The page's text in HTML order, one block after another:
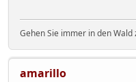
Gehen Sie immer in den Wald
amarillo